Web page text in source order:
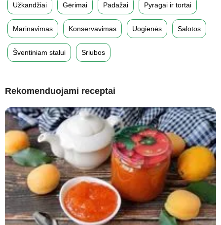
Užkandžiai Gėrimai Padažai Pyragai ir tortai
Marinavimas Konservavimas Uogienės Salotos
Šventiniam stalui Sriubos
Rekomenduojami receptai